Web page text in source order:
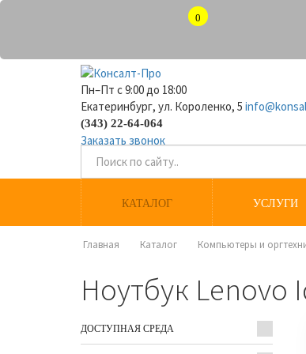
0
Пн–Пт с 9:00 до 18:00
Екатеринбург, ул. Короленко, 5
(343) 22-64-064
Заказать звонок
КАТАЛОГ УСЛУГИ
Главная Каталог Компьютеры и
Ноутбук Lenovo
ДОСТУПНАЯ СРЕДА